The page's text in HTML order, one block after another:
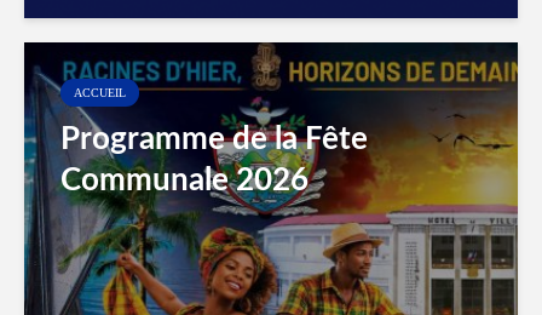
ACCUEIL
Programme de la Fête
Communale 2026